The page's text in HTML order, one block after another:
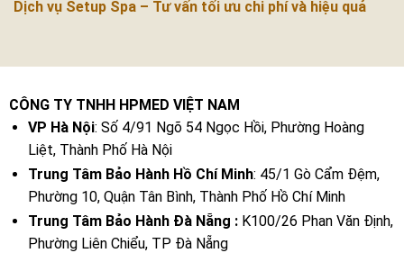
Dịch vụ Setup Spa – Tư vấn tối ưu chi phí và hiệu quả
CÔNG TY TNHH HPMED VIỆT NAM
VP Hà Nội: Số 4/91 Ngõ 54 Ngọc Hồi, Phường Hoàng
Liệt, Thành Phố Hà Nội
Trung Tâm Bảo Hành Hồ Chí Minh: 45/1 Gò Cẩm Đệm,
Phường 10, Quận Tân Bình, Thành Phố Hồ Chí Minh
Trung Tâm Bảo Hành Đà Nẵng :K100/26 Phan Văn Định,
Phường Liên Chiểu, TP Đà Nẵng